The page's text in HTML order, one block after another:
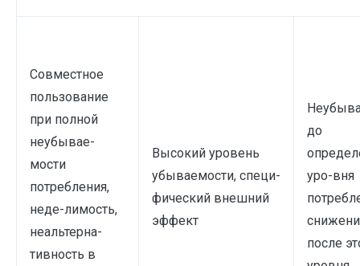
Совместное
пользование
при полной
неубывае-
мости
потребления,
неде-лимость,
неальтерна-
тивность в
Высокий уровень
убываемости, специ-
фический внешний
эффект
до
уро-вня
после